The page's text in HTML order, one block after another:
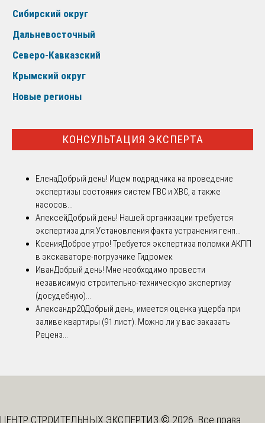
Сибирский округ
Дальневосточный
Северо-Кавказский
Крымский округ
Новые регионы
КОНСУЛЬТАЦИЯ ЭКСПЕРТА
ЕленаДобрый день! Ищем подрядчика на проведение
экспертизы состояния систем ГВС и ХВС, а также
насосов...
АлексейДобрый день! Нашей организации требуется
экспертиза для:Установления факта устранения генп...
КсенияДоброе утро! Требуется экспертиза поломки АКПП
в экскаваторе-погрузчике Гидромек
ИванДобрый день! Мне необходимо провести
независимую строительно-техническую экспертизу
(досудебную)...
Александр20Добрый день, имеется оценка ущерба при
заливе квартиры (91 лист). Можно ли у вас заказать
Реценз...
ЦЕНТР СТРОИТЕЛЬНЫХ ЭКСПЕРТИЗ © 2026. Все права